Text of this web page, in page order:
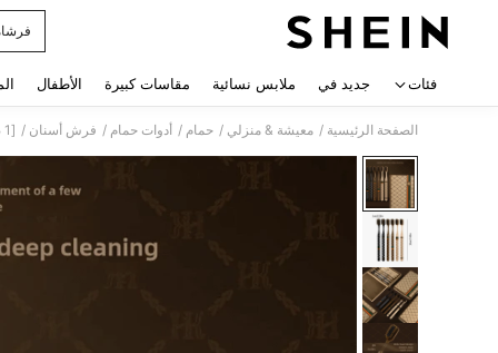
فئات جديد في ملابس نسائية مقاسات كبيرة الأطفال
الصفحة الرئيسية / معيشة & منزلي / حمام / أدوات حمام / فرش أسنان / [1 صندوق/6 قطع] فرش أسنان فاخرة للأزواج الأكثر مبيعًا، رؤوس واسعة ناعمة للبالغين، مقبض مطبوع محمول، ديكور منزلي للحمام، ديكور الخريف، عودة إلى المدرسة